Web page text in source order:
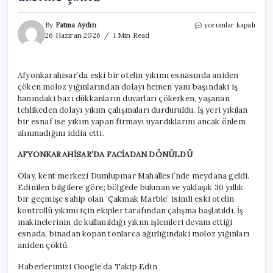
By Fatma Aydın
26 Haziran 2026
1 Min Read
Afyonkarahisar’da
moloz
iş
hanının
üzerine
çöktü
yorumlar kapalı
Afyonkarahisar’da eski bir otelin yıkımı esnasında aniden
çöken moloz yığınlarından dolayı hemen yanı başındaki iş
hanındaki bazı dükkanların duvarları çökerken, yaşanan
tehlikeden dolayı yıkım çalışmaları durduruldu. İş yeri yıkılan
bir esnaf ise yıkım yapan firmayı uyardıklarını ancak önlem
alınmadığını iddia etti.
AFYONKARAHİSAR’DA FACİADAN DÖNÜLDÜ
Olay, kent merkezi Dumlupınar Mahallesi’nde meydana geldi.
Edinilen bilgilere göre; bölgede bulunan ve yaklaşık 30 yıllık
bir geçmişe sahip olan ‘Çakmak Marble’ isimli eski otelin
kontrollü yıkımı için ekipler tarafından çalışma başlatıldı. İş
makinelerinin de kullanıldığı yıkım işlemleri devam ettiği
esnada, binadan kopan tonlarca ağırlığındaki moloz yığınları
aniden çöktü.
Haberlerimizi Google’da Takip Edin